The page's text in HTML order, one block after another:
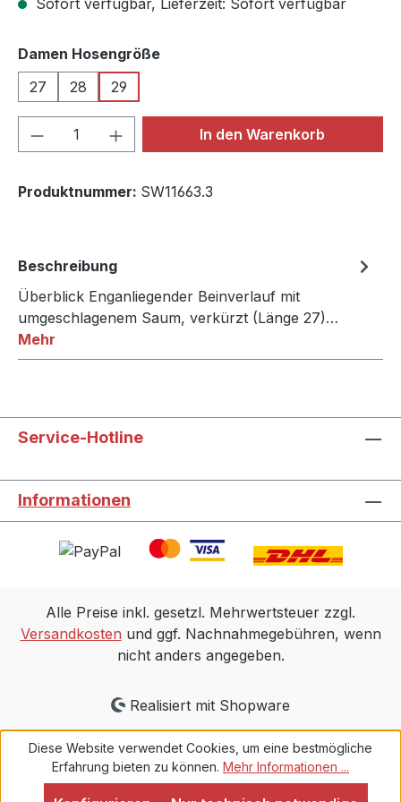
Sofort verfügbar, Lieferzeit: Sofort verfügbar
Damen Hosengrößeauswählen
27
28 29
Produkt Anzahl: Gib denIn den Warenkorb
Produktnummer: SW11663.3
Beschreibung
Überblick Enganliegender Beinverlauf mit
umgeschlagenem Saum, verkürzt (Länge 27)…
Mehr
Service-Hotline
Informationen
Alle Preise inkl. gesetzl. Mehrwertsteuer zzgl.
Versandkosten und ggf. Nachnahmegebühren, wenn
nicht anders angegeben.
Realisiert mit Shopware
Diese Website verwendet Cookies, um eine bestmögliche
Erfahrung bieten zu können. Mehr Informationen ...